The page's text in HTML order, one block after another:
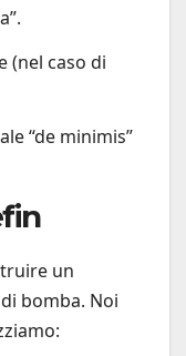
(nel caso di
“de minimis”
un
bomba. Noi